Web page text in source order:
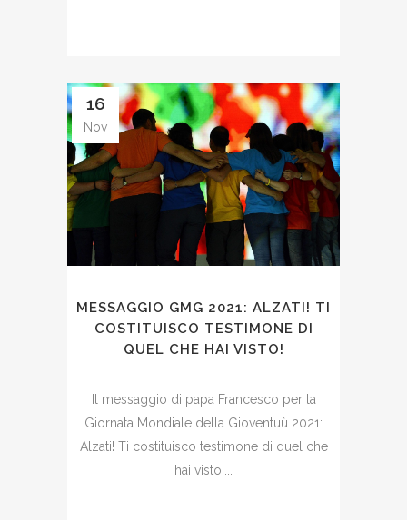
16
Nov
MESSAGGIO GMG 2021: ALZATI! TI
COSTITUISCO TESTIMONE DI
QUEL CHE HAI VISTO!
Il messaggio di papa Francesco per la
Giornata Mondiale della Gioventuù 2021:
Alzati! Ti costituisco testimone di quel che
hai visto!...